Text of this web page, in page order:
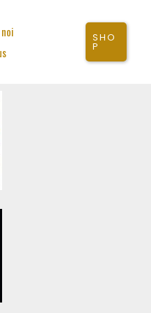
SHO
P